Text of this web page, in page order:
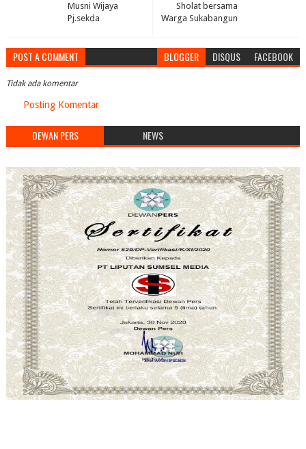
Sholat bersama
Warga Sukabangun
Musni Wijaya
Pj.sekda
POST A COMMENT BLOGGER DISQUS FACEBOOK
Tidak ada komentar
Posting Komentar
DEWAN PERS NEWS